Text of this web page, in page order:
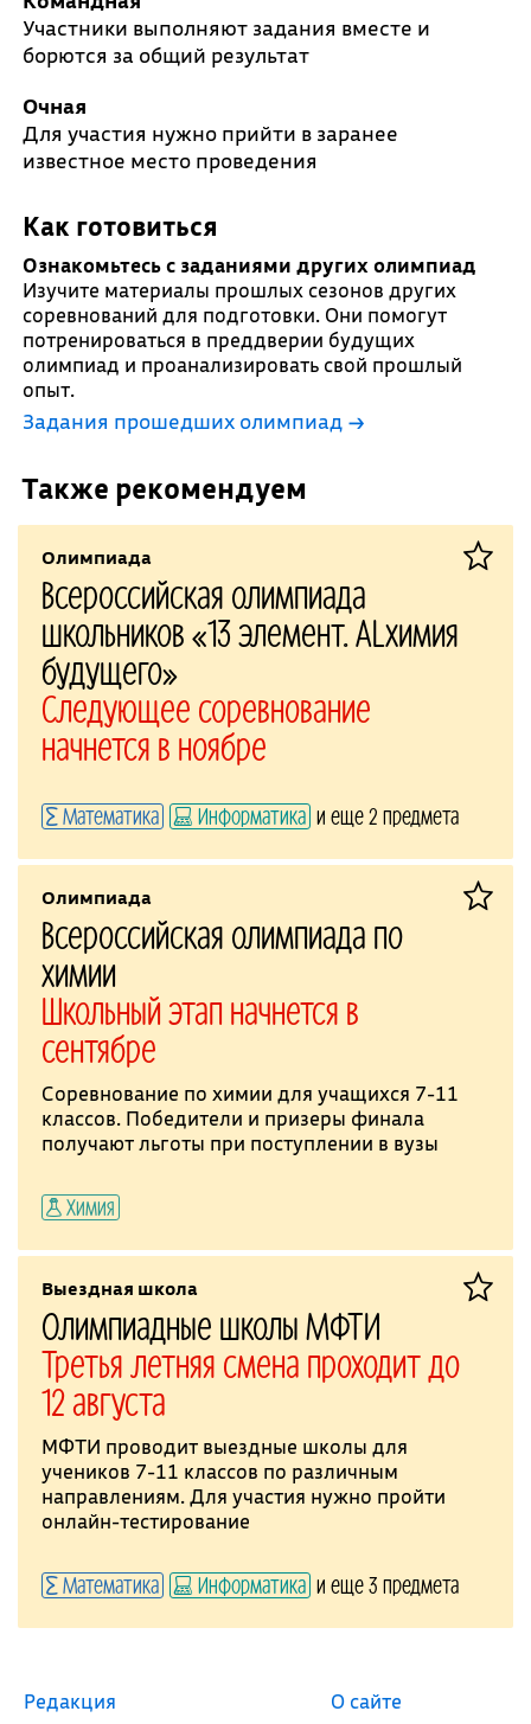
Участники выполняют задания вместе и
борются за общий результат
Очная
Для участия нужно прийти в заранее
известное место проведения
Как готовиться
Ознакомьтесь с заданиями других олимпиад
Изучите материалы прошлых сезонов других
соревнований для подготовки. Они помогут
потренироваться в преддверии будущих
олимпиад и проанализировать свой прошлый
опыт.
Задания прошедших олимпиад →
Также рекомендуем
Олимпиада
Всероссийская олимпиада
школьников «13 элемент. ALхимия
будущего»
Следующее соревнование
начнется в ноябре
Математика Информатика и еще 2 предмета
Олимпиада
Всероссийская олимпиада по
химии
Школьный этап начнется в
сентябре
Соревнование по химии для учащихся 7-11
классов. Победители и призеры финала
получают льготы при поступлении в вузы
Химия
Выездная школа
Олимпиадные школы МФТИ
Третья летняя смена проходит до
12 августа
МФТИ проводит выездные школы для
учеников 7-11 классов по различным
направлениям. Для участия нужно пройти
онлайн-тестирование
Математика Информатика и еще 3 предмета
Редакция О сайте